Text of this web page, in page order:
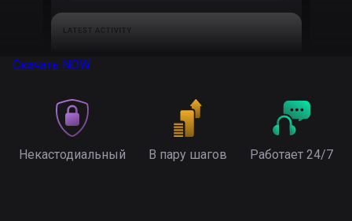
Скачать NOW
Некастодиальный В пару шагов Работает 24/7